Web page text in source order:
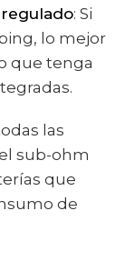
: Si
lo mejor
que tenga
las
sub-ohm
que
de